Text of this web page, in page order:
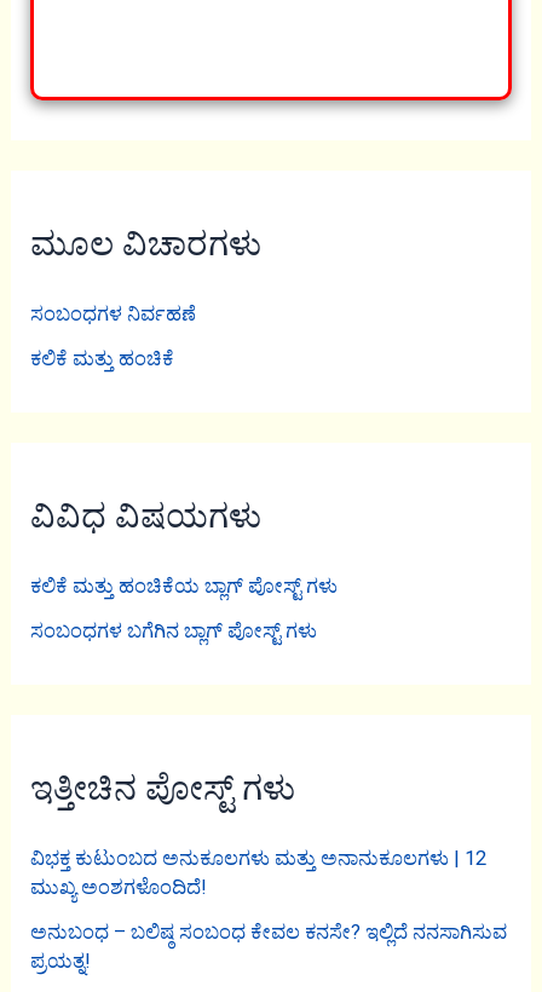
ಮೂಲ ವಿಚಾರಗಳು
ಸಂಬಂಧಗಳ ನಿರ್ವಹಣೆ
ಕಲಿಕೆ ಮತ್ತು ಹಂಚಿಕೆ
ವಿವಿಧ ವಿಷಯಗಳು
ಕಲಿಕೆ ಮತ್ತು ಹಂಚಿಕೆಯ ಬ್ಲಾಗ್ ಪೋಸ್ಟ್ ಗಳು
ಸಂಬಂಧಗಳ ಬಗೆಗಿನ ಬ್ಲಾಗ್ ಪೋಸ್ಟ್ ಗಳು
ಇತ್ತೀಚಿನ ಪೋಸ್ಟ್ ಗಳು
ವಿಭಕ್ತ ಕುಟುಂಬದ ಅನುಕೂಲಗಳು ಮತ್ತು ಅನಾನುಕೂಲಗಳು | 12
ಮುಖ್ಯ ಅಂಶಗಳೊಂದಿದೆ!
ಅನುಬಂಧ – ಬಲಿಷ್ಠ ಸಂಬಂಧ ಕೇವಲ ಕನಸೇ? ಇಲ್ಲಿದೆ ನನಸಾಗಿಸುವ
ಪ್ರಯತ್ನ!